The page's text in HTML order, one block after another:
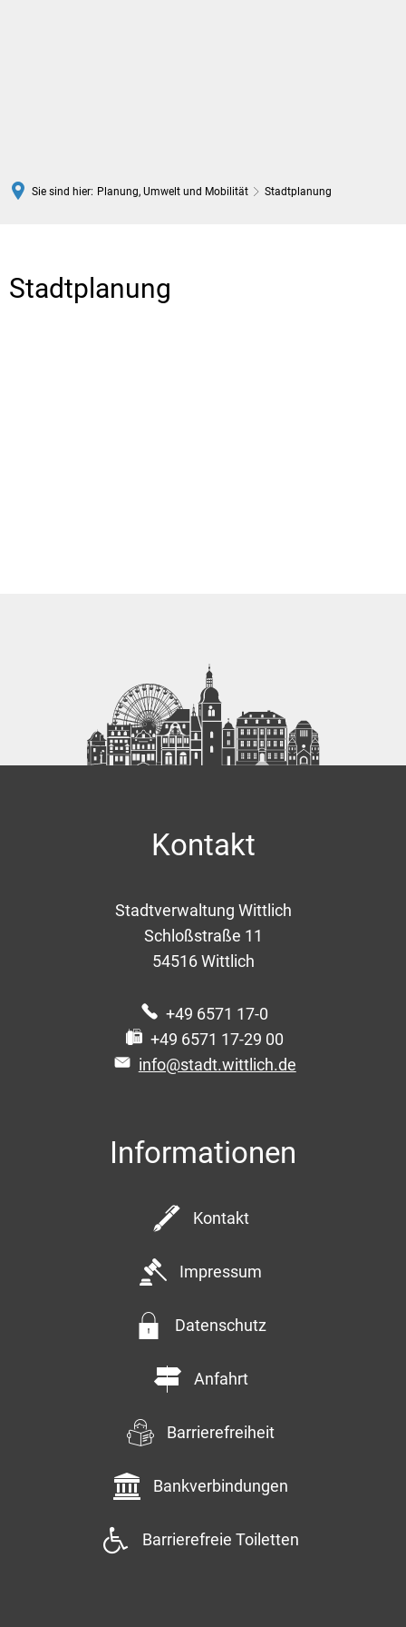
Sie sind hier: Planung, Umwelt und Mobilität Stadtplanung
Stadtplanung
Kontakt
Stadtverwaltung Wittlich
Schloßstraße 11
54516 Wittlich
+49 6571 17-0
+49 6571 17-29 00
info@stadt.wittlich.de
Informationen
Kontakt
Impressum
Datenschutz
Anfahrt
Barrierefreiheit
Bankverbindungen
Barrierefreie Toiletten